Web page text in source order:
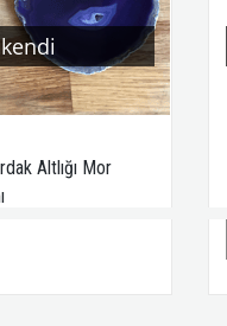
Altlığı Mor